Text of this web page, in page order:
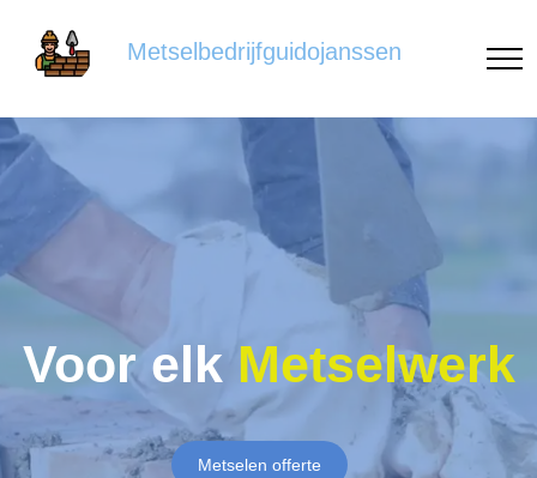
Metselbedrijfguidojanssen
Voor elk Metselwerk
Metselen offerte